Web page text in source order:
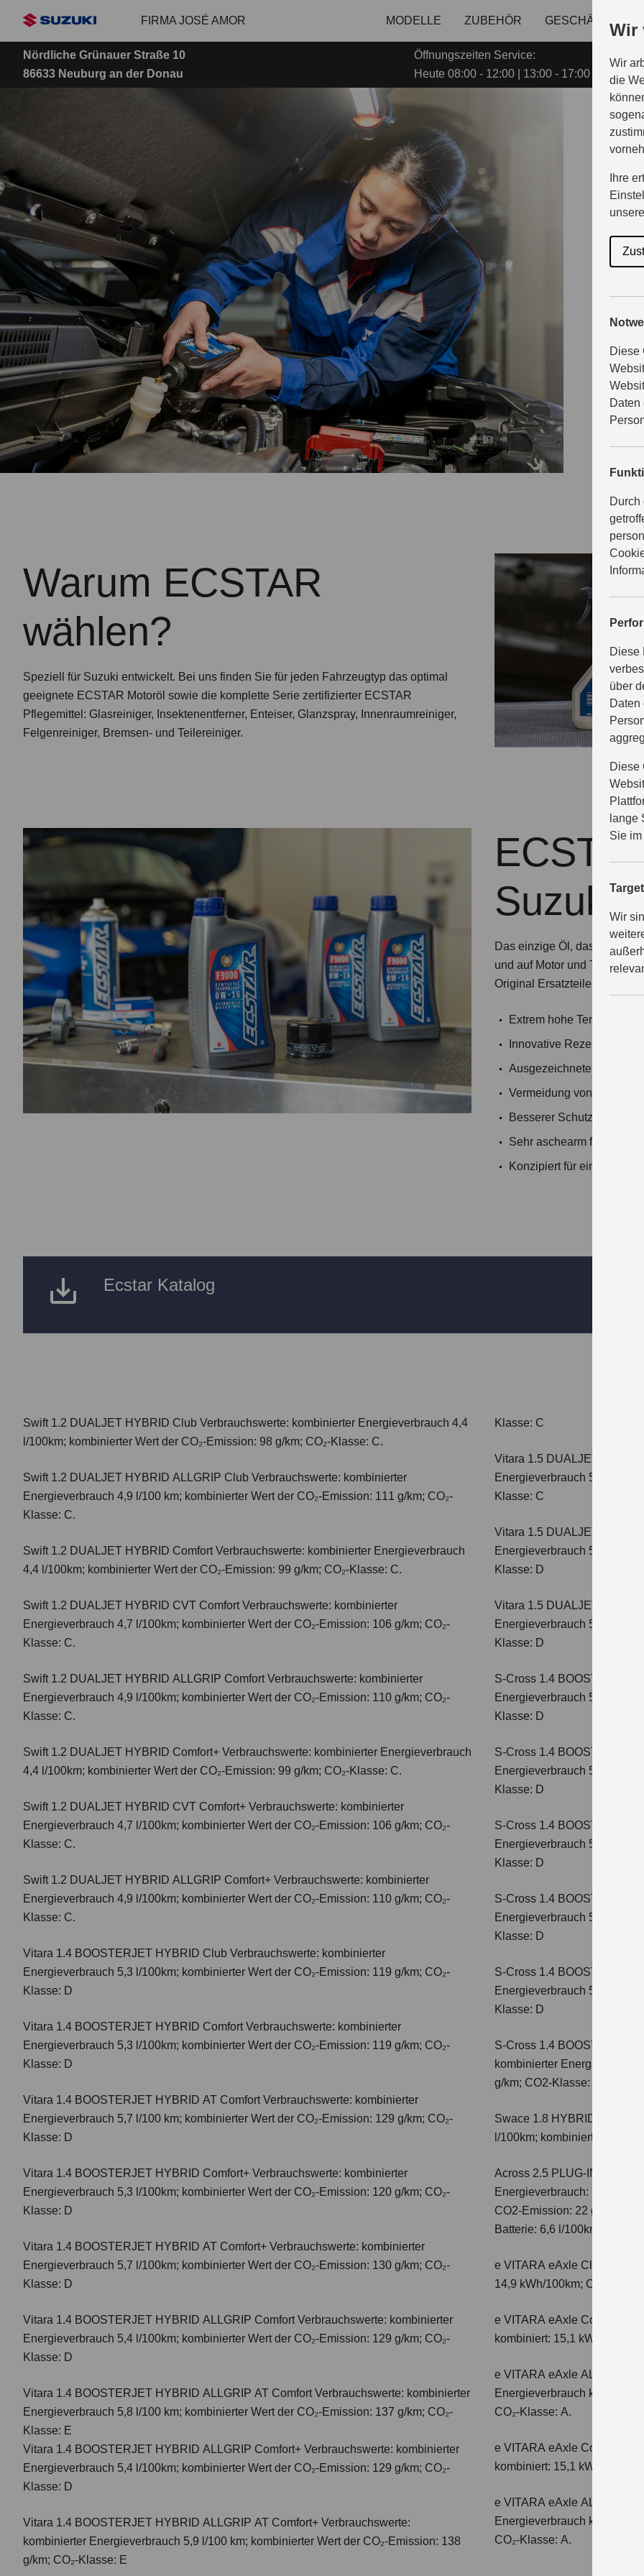
Wir
Wir
die
Ihre
Diese
Daten
Durch
Diese
über
Daten
Diese
lange
Sie
Wir
Hauptinhalt
FIRMA JOSÉ AMOR MODELLE ZUBEHÖR
Nördliche Grünauer Straße 10
86633 Neuburg an der Donau
Öffnungszeiten Service:
Heute 08:00 - 12:00 | 13:00 - 17:00
Suzuki
von
Warum ECSTAR
wählen?
Speziell für Suzuki entwickelt. Bei uns finden Sie für jeden Fahrzeugtyp das optimal
geeignete ECSTAR Motoröl sowie die komplette Serie zertifizierter ECSTAR
Pflegemittel: Glasreiniger, Insektenentferner, Enteiser, Glanzspray, Innenraumreiniger,
Felgenreiniger, Bremsen- und Teilereiniger.
Suzuki
Das einzige Öl, das nach
und auf Motor und Teile
Original Ersatzteilen und
Extrem hohe
Innovative Rezepturen
Ausgezeichnete
Vermeidung von
Besserer Schutz vor
Sehr aschearm für
Konzipiert für eine lange
Ecstar Katalog
Swift 1.2 DUALJET HYBRID Club Verbrauchswerte: kombinierter Energieverbrauch 4,4
l/100km; kombinierter Wert der CO₂-Emission: 98 g/km; CO₂-Klasse: C.
Swift 1.2 DUALJET HYBRID ALLGRIP Club Verbrauchswerte: kombinierter
Energieverbrauch 4,9 l/100 km; kombinierter Wert der CO₂-Emission: 111 g/km; CO₂-
Klasse: C.
Swift 1.2 DUALJET HYBRID ComfortVerbrauchswerte: kombinierter Energieverbrauch
4,4 l/100km; kombinierter Wert der CO₂-Emission: 99 g/km; CO₂-Klasse: C.
Swift 1.2 DUALJET HYBRID CVT ComfortVerbrauchswerte: kombinierter
Energieverbrauch 4,7 l/100km; kombinierter Wert der CO₂-Emission: 106 g/km; CO₂-
Klasse: C.
Swift 1.2 DUALJET HYBRID ALLGRIP ComfortVerbrauchswerte: kombinierter
Energieverbrauch 4,9 l/100km; kombinierter Wert der CO₂-Emission: 110 g/km; CO₂-
Klasse: C.
Swift 1.2 DUALJET HYBRID Comfort+ Verbrauchswerte: kombinierter Energieverbrauch
4,4 l/100km; kombinierter Wert der CO₂-Emission: 99 g/km; CO₂-Klasse: C.
Swift 1.2 DUALJET HYBRID CVT Comfort+ Verbrauchswerte: kombinierter
Energieverbrauch 4,7 l/100km; kombinierter Wert der CO₂-Emission: 106 g/km; CO₂-
Klasse: C.
Swift 1.2 DUALJET HYBRID ALLGRIP Comfort+ Verbrauchswerte: kombinierter
Energieverbrauch 4,9 l/100km; kombinierter Wert der CO₂-Emission: 110 g/km; CO₂-
Klasse: C.
Vitara 1.4 BOOSTERJET HYBRID Club Verbrauchswerte: kombinierter
Energieverbrauch 5,3 l/100km; kombinierter Wert der CO₂-Emission: 119 g/km; CO₂-
Klasse: D
Vitara 1.4 BOOSTERJET HYBRID ComfortVerbrauchswerte: kombinierter
Energieverbrauch 5,3 l/100km; kombinierter Wert der CO₂-Emission: 119 g/km; CO₂-
Klasse: D
Vitara 1.4 BOOSTERJET HYBRID AT ComfortVerbrauchswerte: kombinierter
Energieverbrauch 5,7 l/100 km; kombinierter Wert der CO₂-Emission: 129 g/km; CO₂-
Klasse: D
Vitara 1.4 BOOSTERJET HYBRID Comfort+ Verbrauchswerte: kombinierter
Energieverbrauch 5,3 l/100km; kombinierter Wert der CO₂-Emission: 120 g/km; CO₂-
Klasse: D
Vitara 1.4 BOOSTERJET HYBRID AT Comfort+ Verbrauchswerte: kombinierter
Energieverbrauch 5,7 l/100km; kombinierter Wert der CO₂-Emission: 130 g/km; CO₂-
Klasse: D
Vitara 1.4 BOOSTERJET HYBRID ALLGRIP ComfortVerbrauchswerte: kombinierter
Energieverbrauch 5,4 l/100km; kombinierter Wert der CO₂-Emission: 129 g/km; CO₂-
Klasse: D
Vitara 1.4 BOOSTERJET HYBRID ALLGRIP AT ComfortVerbrauchswerte: kombinierter
Energieverbrauch 5,8 l/100 km; kombinierter Wert der CO₂-Emission: 137 g/km; CO₂-
Klasse: E
Vitara 1.4 BOOSTERJET HYBRID ALLGRIP Comfort+ Verbrauchswerte: kombinierter
Energieverbrauch 5,4 l/100km; kombinierter Wert der CO₂-Emission: 129 g/km; CO₂-
Klasse: D
Vitara 1.4 BOOSTERJET HYBRID ALLGRIP AT Comfort+ Verbrauchswerte:
kombinierter Energieverbrauch 5,9 l/100 km; kombinierter Wert der CO₂-Emission: 138
g/km; CO₂-Klasse: E
Klasse: C
Vitara 1.5 DUALJET
Energieverbrauch 5,0 l/
Klasse: C
Vitara 1.5 DUALJET
Energieverbrauch 5,6 l/
Klasse: D
Vitara 1.5 DUALJET
Energieverbrauch 5,6 l/
Klasse: D
S-Cross 1.4 BOOSTERJET
Energieverbrauch 5,4 l/100
Klasse: D
S-Cross 1.4 BOOSTERJET
Energieverbrauch 5,4 l/100
Klasse: D
S-Cross 1.4 BOOSTERJET
Energieverbrauch 5,8 l/100
Klasse: D
S-Cross 1.4 BOOSTERJET
Energieverbrauch 5,6 l/100
Klasse: D
S-Cross 1.4 BOOSTERJET
Energieverbrauch 5,7 l/100
Klasse: D
S-Cross 1.4 BOOSTERJET
kombinierter
g/km; CO2-Klasse: E
Swace 1.8 HYBRID CVT
l/100km; kombinierter Wert
Across 2.5 PLUG-IN
Energieverbrauch: 17,1kWh/
CO2-Emission: 22 g/km;
Batterie: 6,6 l/100km; CO2-
e VITARA eAxle Club (49
14,9 kWh/100km; CO₂-
e VITARA eAxle Comfort (61
kombiniert: 15,1 kWh/
e VITARA eAxle ALLGRIP-e
Energieverbrauch
CO₂-Klasse: A.
e VITARA eAxle Comfort+
kombiniert: 15,1 kWh/
e VITARA eAxle ALLGRIP-e
Energieverbrauch
CO₂-Klasse: A.